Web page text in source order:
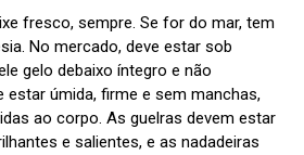
fresco, sempre. Se for do mar, tem
No mercado, deve estar sob
gelo debaixo íntegro e não
estar úmida, firme e sem manchas,
ao corpo. As guelras devem estar
e salientes, e as nadadeiras